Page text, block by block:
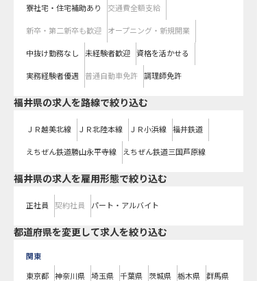
寮社宅・住宅補助あり 交通費全額支給
新卒・第二新卒も歓迎 オープニング・新規開業
中抜け勤務なし 未経験者歓迎 資格を活かせる
実務経験者優遇 普通自動車免許 調理師免許
福井県の求人を路線で絞り込む
ＪＲ越美北線 ＪＲ北陸本線 ＪＲ小浜線 福井鉄道
えちぜん鉄道勝山永平寺線 えちぜん鉄道三国芦原線
福井県の求人を雇用形態で絞り込む
正社員 契約社員 パート・アルバイト
都道府県を変更して求人を絞り込む
関東
東京都 神奈川県 埼玉県 千葉県 茨城県 栃木県 群馬県